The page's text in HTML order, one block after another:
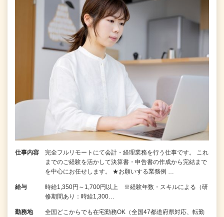
仕事内容
完全フルリモートにて会計・経理業務を行う仕事です。 これ
までのご経験を活かして決算書・申告書の作成から完結まで
を中⼼にお任せします。 ★お願いする業務例 …
給与
時給1,350円～1,700円以上 ※経験年数・スキルによる（研
修期間あり：時給1,300…
勤務地
全国どこからでも在宅勤務OK（全国47都道府県対応、転勤